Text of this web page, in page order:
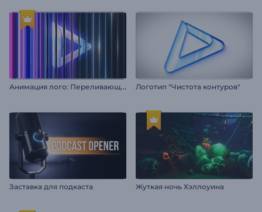
А
нимация лого: Переливающееся стекло Логотип "Чистота контуров"
Заставка для подкаста Жуткая ночь Хэллоуина